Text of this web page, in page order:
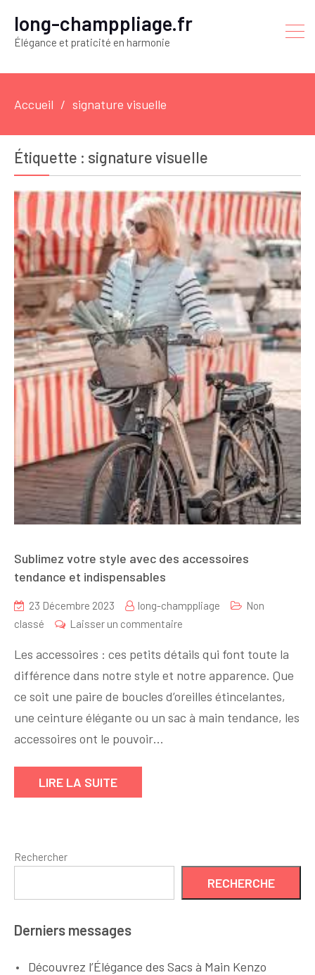
long-champpliage.fr
Élégance et praticité en harmonie
Accueil signature visuelle
Étiquette : signature visuelle
Sublimez votre style avec des accessoires
tendance et indispensables
23 Décembre 2023 long-champpliage
Non
classé
Laisser un commentaire
votre
style
avec
des
Les accessoires : ces petits détails qui font toute la
différence dans notre style et notre apparence. Que
ce soit une paire de boucles d’oreilles étincelantes,
une ceinture élégante ou un sac à main tendance, les
accessoires ont le pouvoir…
LIRE LA SUITE
Rechercher
RECHERCHE
Derniers messages
Découvrez l’Élégance des Sacs à Main Kenzo